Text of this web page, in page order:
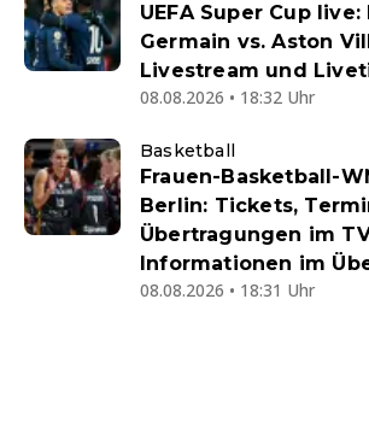
UEFA Super Cup
Germain vs. Aston
Livestream und
08.08.2026 • 18:32 Uhr
Basketball
Frauen-Basketball-
Berlin: Tickets,
Übertragungen im
Informationen im
08.08.2026 • 18:31 Uhr